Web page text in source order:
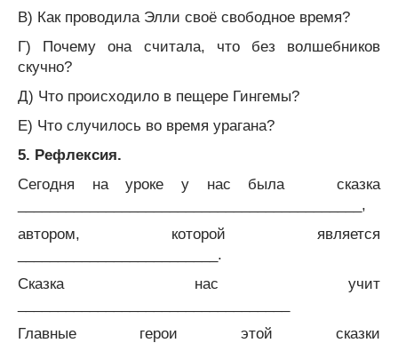
В) Как проводила Элли своё свободное время?
Г) Почему она считала, что без волшебников
скучно?
Д) Что происходило в пещере Гингемы?
Е) Что случилось во время урагана?
5. Рефлексия.
Сегодня на уроке у нас была сказка
___________________________________________,
автором, которой является
_________________________.
Сказка нас учит
Главные герои этой сказки